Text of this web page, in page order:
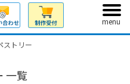
menu
ストリー
一覧